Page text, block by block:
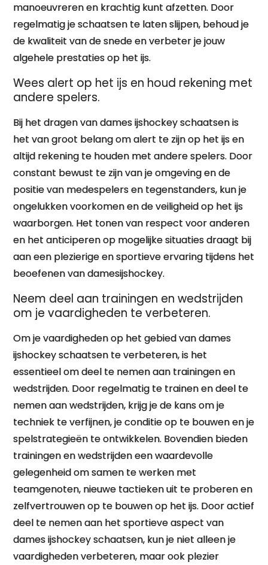
manoeuvreren en krachtig kunt afzetten. Door
regelmatig je schaatsen te laten slijpen, behoud je
de kwaliteit van de snede en verbeter je jouw
algehele prestaties op het ijs.
Wees alert op het ijs en houd rekening met
andere spelers.
Bij het dragen van dames ijshockey schaatsen is
het van groot belang om alert te zijn op het ijs en
altijd rekening te houden met andere spelers. Door
constant bewust te zijn van je omgeving en de
positie van medespelers en tegenstanders, kun je
ongelukken voorkomen en de veiligheid op het ijs
waarborgen. Het tonen van respect voor anderen
en het anticiperen op mogelijke situaties draagt bij
aan een plezierige en sportieve ervaring tijdens het
beoefenen van damesijshockey.
Neem deel aan trainingen en wedstrijden
om je vaardigheden te verbeteren.
Om je vaardigheden op het gebied van dames
ijshockey schaatsen te verbeteren, is het
essentieel om deel te nemen aan trainingen en
wedstrijden. Door regelmatig te trainen en deel te
nemen aan wedstrijden, krijg je de kans om je
techniek te verfijnen, je conditie op te bouwen en je
spelstrategieën te ontwikkelen. Bovendien bieden
trainingen en wedstrijden een waardevolle
gelegenheid om samen te werken met
teamgenoten, nieuwe tactieken uit te proberen en
zelfvertrouwen op te bouwen op het ijs. Door actief
deel te nemen aan het sportieve aspect van
dames ijshockey schaatsen, kun je niet alleen je
vaardigheden verbeteren, maar ook plezier